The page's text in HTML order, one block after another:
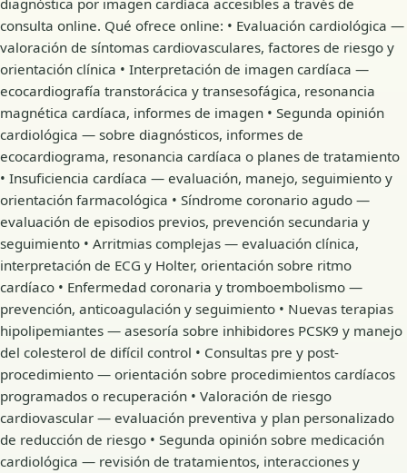
diagnóstica por imagen cardíaca accesibles a través de
consulta online. Qué ofrece online: • Evaluación cardiológica —
valoración de síntomas cardiovasculares, factores de riesgo y
orientación clínica • Interpretación de imagen cardíaca —
ecocardiografía transtorácica y transesofágica, resonancia
magnética cardíaca, informes de imagen • Segunda opinión
cardiológica — sobre diagnósticos, informes de
ecocardiograma, resonancia cardíaca o planes de tratamiento
• Insuficiencia cardíaca — evaluación, manejo, seguimiento y
orientación farmacológica • Síndrome coronario agudo —
evaluación de episodios previos, prevención secundaria y
seguimiento • Arritmias complejas — evaluación clínica,
interpretación de ECG y Holter, orientación sobre ritmo
cardíaco • Enfermedad coronaria y tromboembolismo —
prevención, anticoagulación y seguimiento • Nuevas terapias
hipolipemiantes — asesoría sobre inhibidores PCSK9 y manejo
del colesterol de difícil control • Consultas pre y post-
procedimiento — orientación sobre procedimientos cardíacos
programados o recuperación • Valoración de riesgo
cardiovascular — evaluación preventiva y plan personalizado
de reducción de riesgo • Segunda opinión sobre medicación
cardiológica — revisión de tratamientos, interacciones y